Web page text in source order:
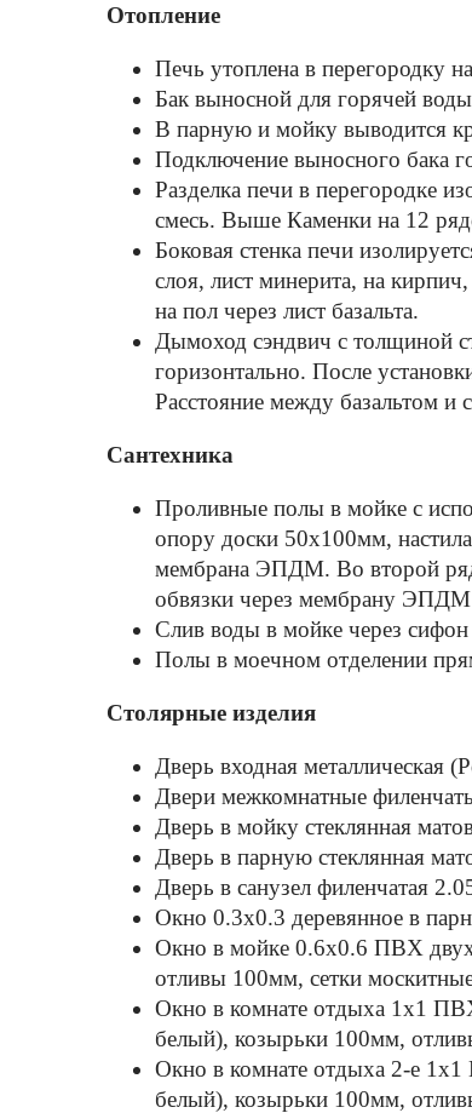
Отопление
Печь утоплена в перегородку
Бак выносной для горячей
В парную и мойку выводится
Подключение выносного бака
Разделка печи в перегородке
смесь. Выше Каменки на 12
Боковая стенка печи
слоя, лист минерита, на
на пол через лист базальта.
Дымоход сэндвич с толщиной
горизонтально. После
Расстояние между базальтом и
Сантехника
Проливные полы в мойке с
опору доски 50х100мм,
мембрана ЭПДМ. Во второй ряд
обвязки через мембрану ЭПДМ
Слив воды в мойке через сифон
Полы в моечном отделении
Столярные изделия
Дверь входная металлическая
Двери межкомнатные
Дверь в мойку стеклянная
Дверь в парную стеклянная
Дверь в санузел филенчатая
Окно 0.3х0.3 деревянное в
Окно в мойке 0.6х0.6 ПВХ
отливы 100мм, сетки
Окно в комнате отдыха 1х1
белый), козырьки 100мм,
Окно в комнате отдыха 2-е
белый), козырьки 100мм,